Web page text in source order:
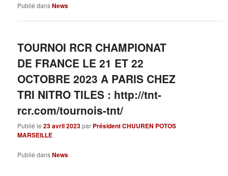
Publié dansNews
TOURNOI RCR CHAMPIONAT
DE FRANCE LE 21 ET 22
OCTOBRE 2023 A PARIS CHEZ
TRI NITRO TILES : http://tnt-
rcr.com/tournois-tnt/
Publié le23 avril 2023par Président CHUUREN POTOS
MARSEILLE
Publié dansNews